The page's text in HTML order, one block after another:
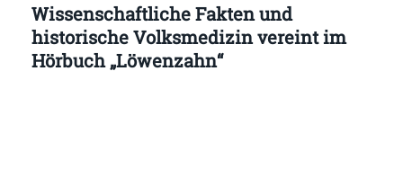
Wissenschaftliche Fakten und
historische Volksmedizin vereint im
Hörbuch „Löwenzahn“